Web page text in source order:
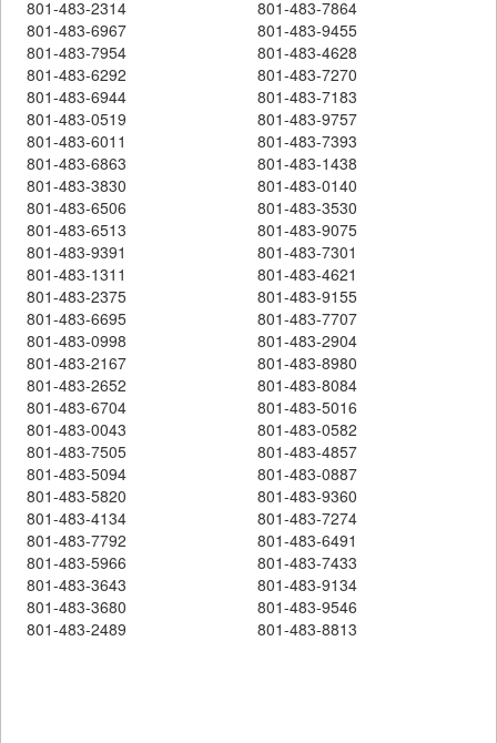
801-483-2314
801-483-7864
801-483-6967
801-483-9455
801-483-7954
801-483-4628
801-483-6292
801-483-7270
801-483-6944
801-483-7183
801-483-0519
801-483-9757
801-483-6011
801-483-7393
801-483-6863
801-483-1438
801-483-3830
801-483-0140
801-483-6506
801-483-3530
801-483-6513
801-483-9075
801-483-9391
801-483-7301
801-483-1311
801-483-4621
801-483-2375
801-483-9155
801-483-6695
801-483-7707
801-483-0998
801-483-2904
801-483-2167
801-483-8980
801-483-2652
801-483-8084
801-483-6704
801-483-5016
801-483-0043
801-483-0582
801-483-7505
801-483-4857
801-483-5094
801-483-0887
801-483-5820
801-483-9360
801-483-4134
801-483-7274
801-483-7792
801-483-6491
801-483-5966
801-483-7433
801-483-3643
801-483-9134
801-483-3680
801-483-9546
801-483-2489
801-483-8813